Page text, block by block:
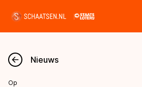
Nieuws
Nieuws
Op